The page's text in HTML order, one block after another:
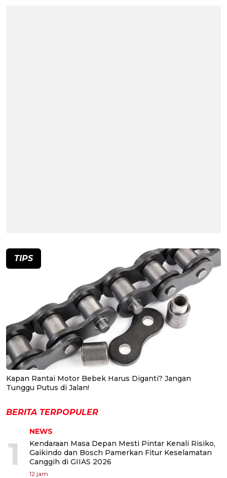
TIPS
Kapan Rantai Motor Bebek Harus Diganti? Jangan
Tunggu Putus di Jalan!
BERITA TERPOPULER
1
NEWS
Kendaraan Masa Depan Mesti Pintar Kenali Risiko,
Gaikindo dan Bosch Pamerkan Fitur Keselamatan
Canggih di GIIAS 2026
12 jam